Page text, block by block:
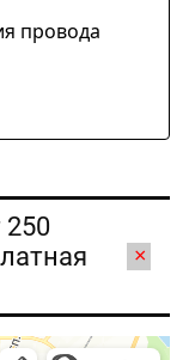
провода
250
×